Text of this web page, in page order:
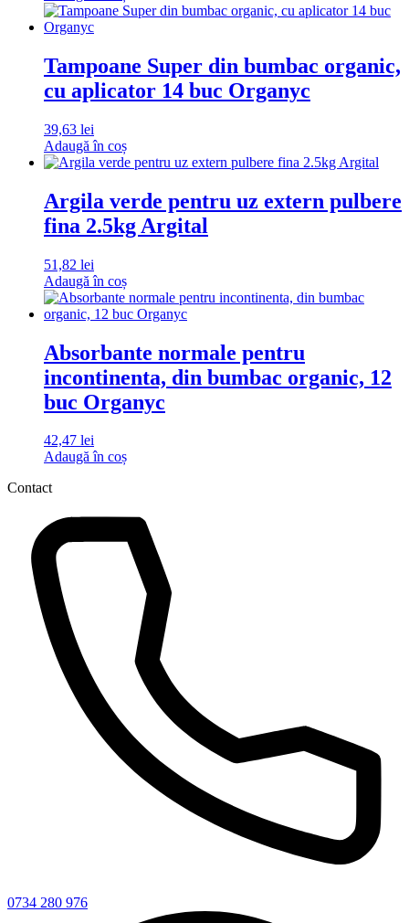
Tampoane Super din bumbac organic,
cu aplicator 14 buc Organyc
39,63 lei
Adaugă în coș
Argila verde pentru uz extern pulbere
fina 2.5kg Argital
51,82 lei
Adaugă în coș
Absorbante normale pentru
incontinenta, din bumbac organic, 12
buc Organyc
42,47 lei
Adaugă în coș
Contact
0734 280 976